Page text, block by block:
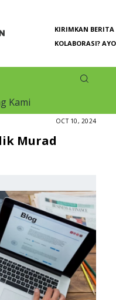
KIRIMKAN
KOLABORASI?
Kami
OCT 10, 2024
Murad